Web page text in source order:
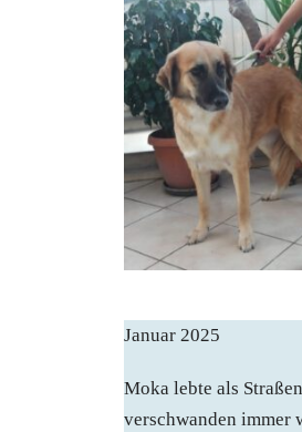
Januar 2025
Moka lebte als
verschwanden immer